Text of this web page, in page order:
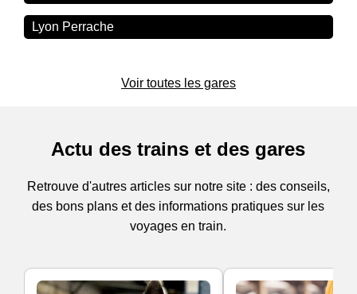
Lyon Perrache
Voir toutes les gares
Actu des trains et des gares
Retrouve d'autres articles sur notre site : des conseils,
des bons plans et des informations pratiques sur les
voyages en train.